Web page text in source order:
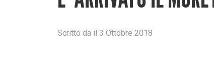
Scritto da il 3 Ottobre 2018